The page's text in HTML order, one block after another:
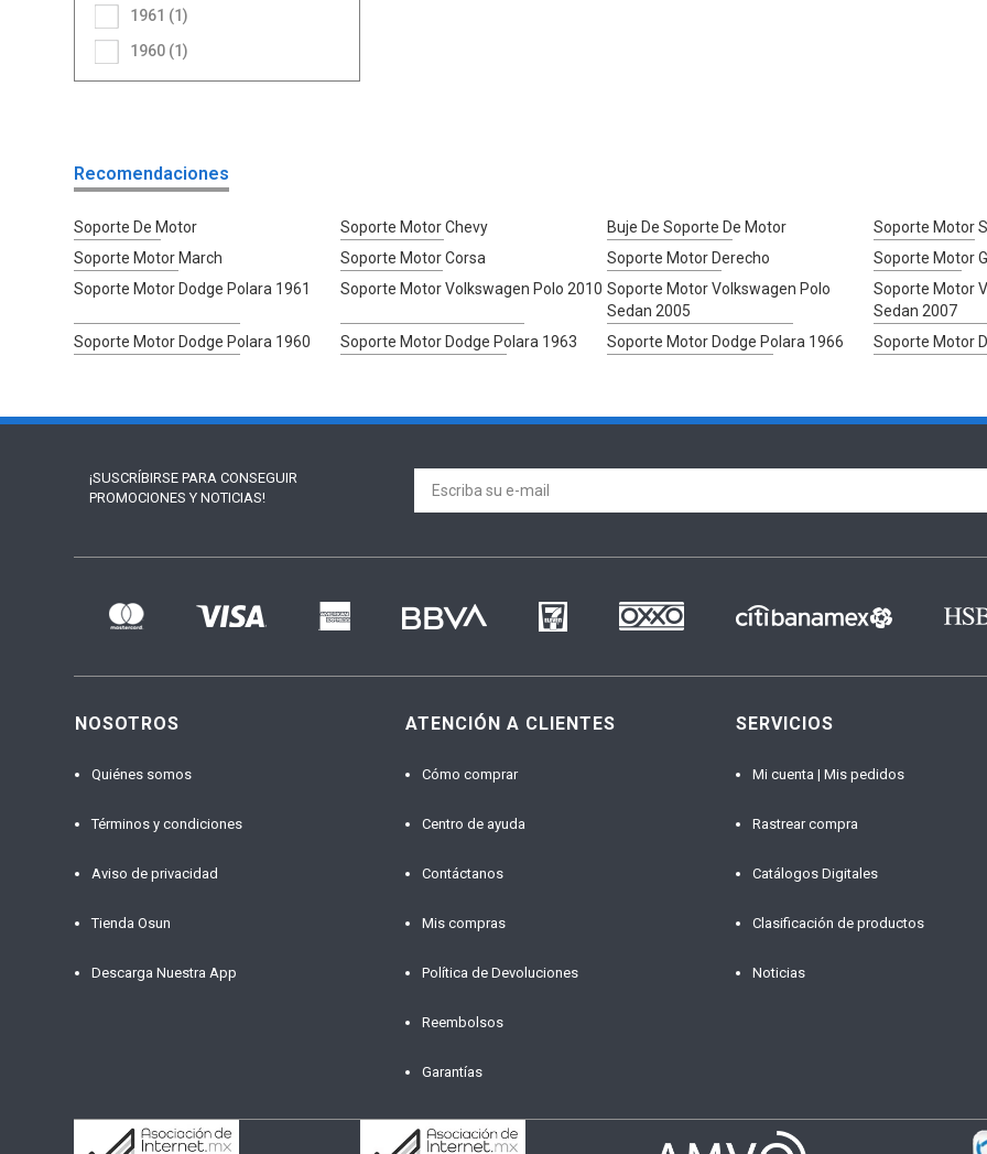
1960 (1)
1961 (1)
Recomendaciones
Soporte De Motor Soporte Motor Chevy Buje De Soporte De Motor Soporte Motor
Soporte Motor March
Soporte Motor Corsa Soporte Motor Derecho Soporte Motor
Soporte Motor Dodge Polara 1961
Soporte Motor Volkswagen Polo 2010 Soporte Motor Volkswagen Polo
Sedan 2005
Soporte Motor
Sedan 2007
Soporte Motor Dodge Polara 1960 Soporte Motor Dodge Polara 1963 Soporte Motor Dodge Polara 1966 Soporte Motor
¡SUSCRÍBIRSE PARA CONSEGUIR
PROMOCIONES Y NOTICIAS!
NOSOTROS
Quiénes somos
Términos y condiciones
Aviso de privacidad
Tienda Osun
Descarga Nuestra App
ATENCIÓN A CLIENTES
Cómo comprar
Centro de ayuda
Contáctanos
Mis compras
Política de Devoluciones
Reembolsos
Garantías
SERVICIOS
Mi cuenta | Mis pedidos
Rastrear compra
Catálogos Digitales
Clasificación de productos
Noticias